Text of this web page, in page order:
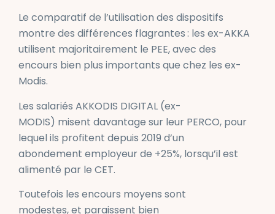
Le comparatif de l’utilisation des dispositifs
montre des différences flagrantes: les ex-AKKA
utilisent majoritairement le PEE, avec des
encours bien plus importants que chez les ex-
Modis.
Les salariés AKKODIS DIGITAL (ex-
MODIS) misent davantage sur leur PERCO, pour
lequel ils profitent depuis 2019 d’un
abondement employeur de +25%, lorsqu’il est
alimenté par le CET.
Toutefois les encours moyens sont
modestes, et paraissent bien